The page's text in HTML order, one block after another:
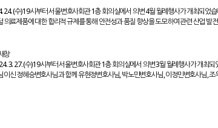
(수) 19시부터 서울변호사회관 1층 회의실에서 의변 4월 월례행사가 개최되었습
료제품에 대한 합리적 규제를 통해 안전성과 품질 향상을 도모하여 관련 산업 발
창
3. 27. (수) 19시부터 서울변호사회관 1층 회의실에서 의변 3월 월례행사가 개최
신 정혜승변호사님과 함께 유현정변호사님, 박노민변호사님, 이정민변호사님,